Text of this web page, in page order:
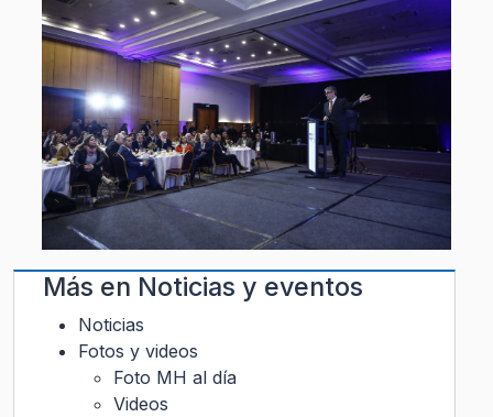
Más en Noticias y eventos
Noticias
Fotos y videos
Foto MH al día
Videos